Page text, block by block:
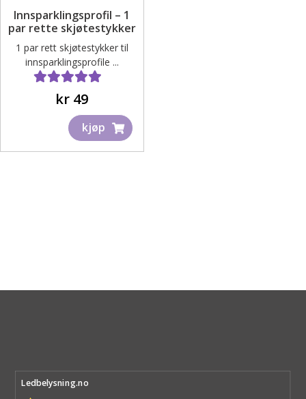
Innsparklingsprofil – 1
par rette skjøtestykker
1 par rett skjøtestykker til
innsparklingsprofile ...
Vurdert
kr 49
kjøp
Ledbelysning.no